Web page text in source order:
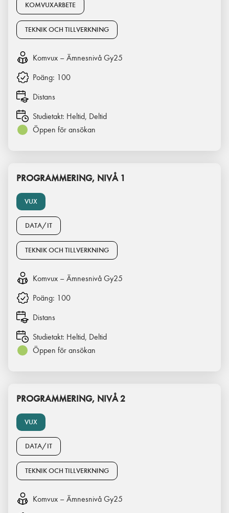
KOMVUXARBETE
TEKNIK OCH TILLVERKNING
Komvux – Ämnesnivå Gy25
Poäng: 100
Distans
Studietakt: Heltid, Deltid
Öppen för ansökan
VUX
PROGRAMMERING, NIVÅ 1
DATA/IT
TEKNIK OCH TILLVERKNING
Komvux – Ämnesnivå Gy25
Poäng: 100
Distans
Studietakt: Heltid, Deltid
Öppen för ansökan
VUX
PROGRAMMERING, NIVÅ 2
DATA/IT
TEKNIK OCH TILLVERKNING
Komvux – Ämnesnivå Gy25